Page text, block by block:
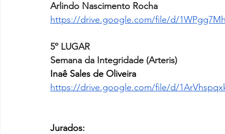
Arlindo Nascimento Rocha
https://drive.google.com/file/d/
5º LUGAR
Semana da Integridade (Arteris)
Inaê Sales de Oliveira
https://drive.google.com/file/d/
Jurados: